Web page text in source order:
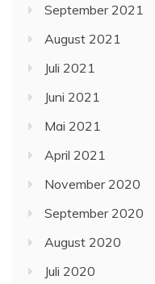
September 2021
August 2021
Juli 2021
Juni 2021
Mai 2021
April 2021
November 2020
September 2020
August 2020
Juli 2020